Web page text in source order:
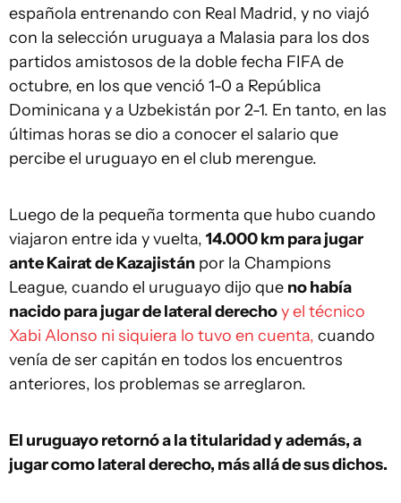
española entrenando con Real Madrid, y no viajó
con la selección uruguaya a Malasia para los dos
partidos amistosos de la doble fecha FIFA de
octubre, en los que venció 1-0 a República
Dominicana y a Uzbekistán por 2-1. En tanto, en las
últimas horas se dio a conocer el salario que
percibe el uruguayo en el club merengue.
Luego de la pequeña tormenta que hubo cuando
viajaron entre ida y vuelta, 14.000 km para jugar
ante Kairat de Kazajistán por la Champions
League, cuando el uruguayo dijo que no había
nacido para jugar de lateral derechoy el técnico
Xabi Alonso ni siquiera lo tuvo en cuenta, cuando
venía de ser capitán en todos los encuentros
anteriores, los problemas se arreglaron.
El uruguayo retornó a la titularidad y además, a
jugar como lateral derecho, más allá de sus dichos.